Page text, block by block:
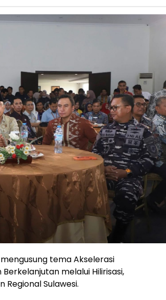
tema Akselerasi
melalui Hilirisasi,
Regional Sulawesi.